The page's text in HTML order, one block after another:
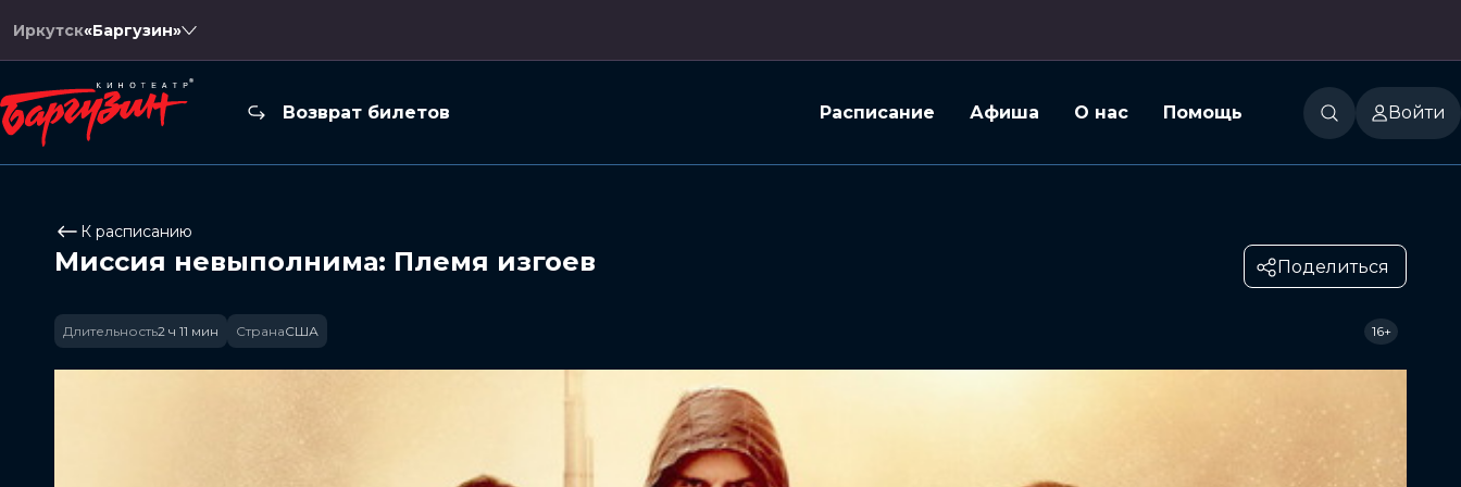
Иркутск«Баргузин»
Возврат билетов Расписание Афиша О нас Помощь Войти
К расписанию
Миссия невыполнима: Племя изгоев Поделиться
Длительность2 ч 11 мин СтранаСША 16+